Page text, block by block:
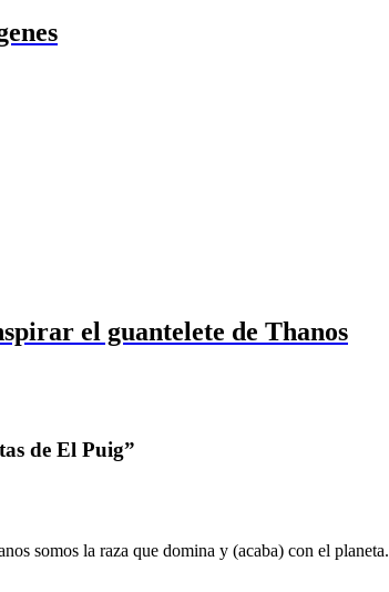
el guantelete de Thanos
de El Puig”
somos la raza que domina y (acaba) con el planeta.